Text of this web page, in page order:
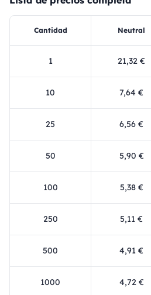
Cantidad Neutral
1 21,32 €
10 7,64 €
25 6,56 €
50 5,90 €
100 5,38 €
250 5,11 €
500 4,91 €
1000 4,72 €